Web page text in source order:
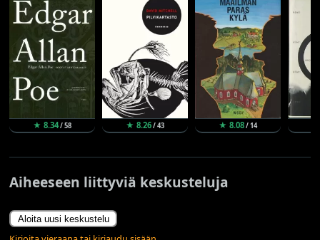
★ 8.34/ 58 ★ 8.26/ 43 ★ 8.08/ 14
Aiheeseen liittyviä keskusteluja
Aloita uusi keskustelu